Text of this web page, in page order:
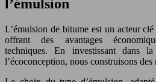
l’émulsion
L’émulsion de bitume est un acteur
offrant des avantages
techniques. En investissant dans
l’écoconception, nous construisons des